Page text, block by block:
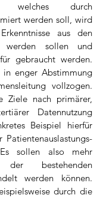
welches durch
werden soll, wird
aus den
werden sollen und
gebraucht werden.
enger Abstimmung
vollzogen.
Ziele nach primärer,
Datennutzung
Beispiel hierfür
sollen also mehr
bestehenden
werden können.
durch die